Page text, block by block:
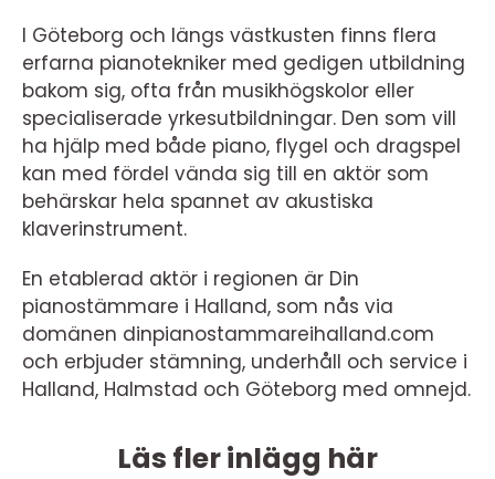
I Göteborg och längs västkusten finns flera
erfarna pianotekniker med gedigen utbildning
bakom sig, ofta från musikhögskolor eller
specialiserade yrkesutbildningar. Den som vill
ha hjälp med både piano, flygel och dragspel
kan med fördel vända sig till en aktör som
behärskar hela spannet av akustiska
klaverinstrument.
En etablerad aktör i regionen är Din
pianostämmare i Halland, som nås via
domänen dinpianostammareihalland.com
och erbjuder stämning, underhåll och service i
Halland, Halmstad och Göteborg med omnejd.
Läs fler inlägg här